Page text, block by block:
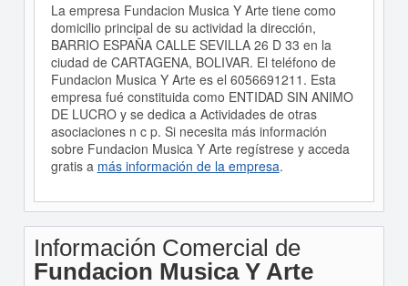
La empresa Fundacion Musica Y Arte tiene como
domicilio principal de su actividad la dirección,
BARRIO ESPAÑA CALLE SEVILLA 26 D 33 en la
ciudad de CARTAGENA, BOLIVAR. El teléfono de
Fundacion Musica Y Arte es el 6056691211. Esta
empresa fué constituida como ENTIDAD SIN ANIMO
DE LUCRO y se dedica a Actividades de otras
asociaciones n c p. Si necesita más información
sobre Fundacion Musica Y Arte regístrese y acceda
gratis a más información de la empresa.
Información Comercial de
Fundacion Musica Y Arte